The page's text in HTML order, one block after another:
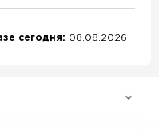
сегодня: 08.08.2026